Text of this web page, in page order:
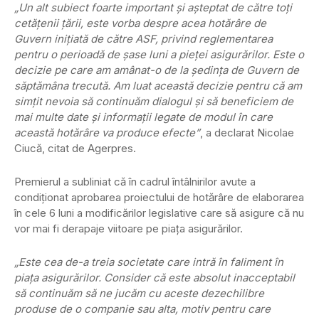
„Un alt subiect foarte important şi aşteptat de către toţi
cetăţenii ţării, este vorba despre acea hotărâre de
Guvern iniţiată de către ASF, privind reglementarea
pentru o perioadă de şase luni a pieţei asigurărilor. Este o
decizie pe care am amânat-o de la şedinţa de Guvern de
săptămâna trecută. Am luat această decizie pentru că am
simţit nevoia să continuăm dialogul şi să beneficiem de
mai multe date şi informaţii legate de modul în care
această hotărâre va produce efecte”, a declarat Nicolae
Ciucă, citat de Agerpres.
Premierul a subliniat că în cadrul întâlnirilor avute a
condiţionat aprobarea proiectului de hotărâre de elaborarea
în cele 6 luni a modificărilor legislative care să asigure că nu
vor mai fi derapaje viitoare pe piaţa asigurărilor.
„Este cea de-a treia societate care intră în faliment în
piaţa asigurărilor. Consider că este absolut inacceptabil
să continuăm să ne jucăm cu aceste dezechilibre
produse de o companie sau alta, motiv pentru care